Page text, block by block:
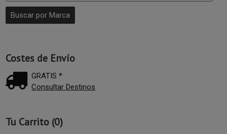
Costes de Envío
GRATIS *
Consultar Destinos
Tu Carrito (0)